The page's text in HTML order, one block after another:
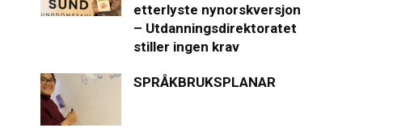
etterlyste nynorskversjon
– Utdanningsdirektoratet
stiller ingen krav
SPRÅKBRUKSPLANAR